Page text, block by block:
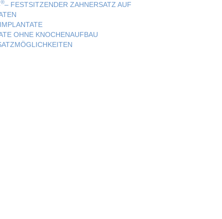
®– FESTSITZENDER ZAHNERSATZ AUF
OHNE KNOCHENAUFBAU